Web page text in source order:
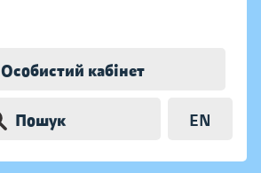
Особистий кабінет
Пошук EN